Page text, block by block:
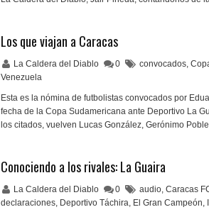
Los que viajan a Caracas
La Caldera del Diablo 0 convocados,
Venezuela
Esta es la nómina de futbolistas convocados por
fecha de la Copa Sudamericana ante Deportivo La
los citados, vuelven Lucas González, Gerónimo
Conociendo a los rivales: La Guaira
La Caldera del Diablo 0 audio, Caracas
declaraciones, Deportivo Táchira, El Gran Campeón,